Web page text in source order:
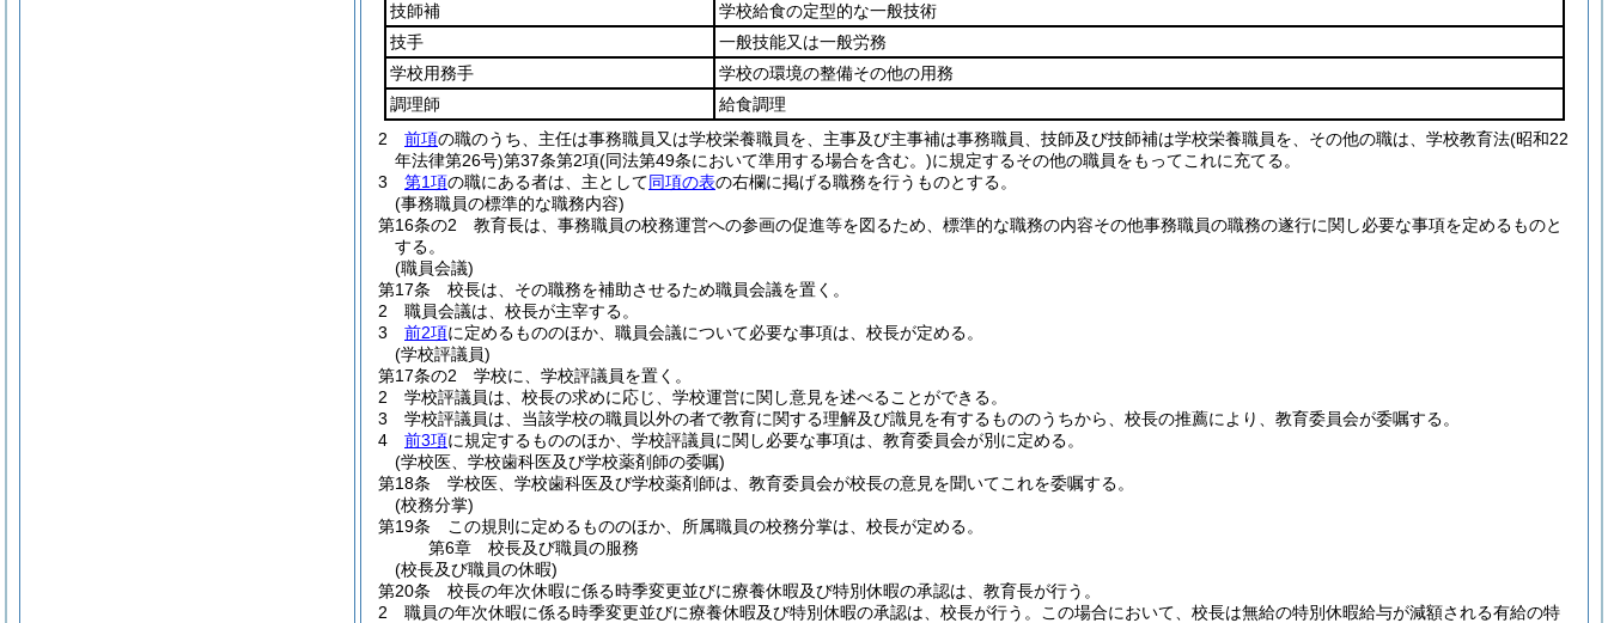
技師補
学校給食の定型的な一般技術
技手
一般技能又は一般労務
学校用務手
学校の環境の整備その他の用務
調理師
給食調理
2
前項の職のうち、主任は事務職員又は学校栄養職員を、主事及び主事補は事務職員、技師及び技師補は学校栄養職員を、その他の職は、学校教育法(昭和22
年法律第26号)第37条第2項(同法第49条において準用する場合を含む。)に規定するその他の職員をもってこれに充てる。
3
第1項の職にある者は、主として同項の表の右欄に掲げる職務を行うものとする。
(事務職員の標準的な職務内容)
第16条の2
教育長は、事務職員の校務運営への参画の促進等を図るため、標準的な職務の内容その他事務職員の職務の遂行に関し必要な事項を定めるものと
する。
(職員会議)
第17条
校長は、その職務を補助させるため職員会議を置く。
2
職員会議は、校長が主宰する。
3
前2項に定めるもののほか、職員会議について必要な事項は、校長が定める。
(学校評議員)
第17条の2
学校に、学校評議員を置く。
2
学校評議員は、校長の求めに応じ、学校運営に関し意見を述べることができる。
3
学校評議員は、当該学校の職員以外の者で教育に関する理解及び識見を有するもののうちから、校長の推薦により、教育委員会が委嘱する。
4
前3項に規定するもののほか、学校評議員に関し必要な事項は、教育委員会が別に定める。
(学校医、学校歯科医及び学校薬剤師の委嘱)
第18条
学校医、学校歯科医及び学校薬剤師は、教育委員会が校長の意見を聞いてこれを委嘱する。
(校務分掌)
第19条
この規則に定めるもののほか、所属職員の校務分掌は、校長が定める。
第6章
校長及び職員の服務
(校長及び職員の休暇)
第20条
校長の年次休暇に係る時季変更並びに療養休暇及び特別休暇の承認は、教育長が行う。
2
職員の年次休暇に係る時季変更並びに療養休暇及び特別休暇の承認は、校長が行う。
この場合において、校長は無給の特別休暇給与が減額される有給の特